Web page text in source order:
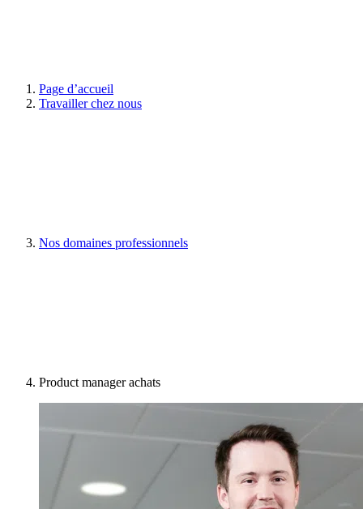
Page d’accueil
Travailler chez nous
Nos domaines professionnels
Product manager achats